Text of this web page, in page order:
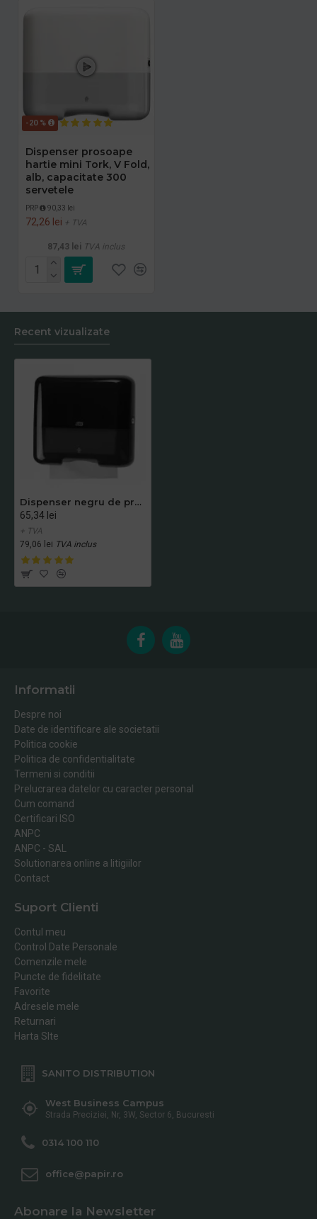
-20 %
Dispenser prosoape
hartie mini Tork, V Fold,
alb, capacitate 300
servetele
PRP 90,33 lei
72,26 lei + TVA
87,43 lei TVA inclus
Recent vizualizate
Dispenser negru de prosoape din hartie mini Tork, V si ZZ Fold, capacitate de 300 servetele
65,34 lei
+ TVA
79,06 lei TVA inclus
Informatii
Despre noi
Date de identificare ale societatii
Politica cookie
Politica de confidentialitate
Termeni si conditii
Prelucrarea datelor cu caracter personal
Cum comand
Certificari ISO
ANPC
ANPC - SAL
Solutionarea online a litigiilor
Contact
Suport Clienti
Contul meu
Control Date Personale
Comenzile mele
Puncte de fidelitate
Favorite
Adresele mele
Returnari
Harta SIte
SANITO DISTRIBUTION
West Business Campus
Strada Preciziei, Nr, 3W, Sector 6, Bucuresti
0314 100 110
office@papir.ro
Abonare la Newsletter